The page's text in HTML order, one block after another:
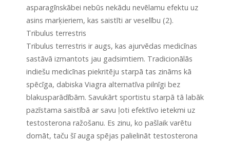
asparagīnskābei nebūs nekādu nevēlamu efektu uz
asins marķieriem, kas saistīti ar veselību (2).
Tribulus terrestris
Tribulus terrestris ir augs, kas ajurvēdas medicīnas
sastāvā izmantots jau gadsimtiem. Tradicionālās
indiešu medicīnas piekritēju starpā tas zināms kā
spēcīga, dabiska Viagra alternatīva pilnīgi bez
blakusparādībām. Savukārt sportistu starpā tā labāk
pazīstama saistībā ar savu ļoti efektīvo ietekmi uz
testosterona ražošanu. Es zinu, ko pašlaik varētu
domāt, taču šī auga spējas palielināt testosterona